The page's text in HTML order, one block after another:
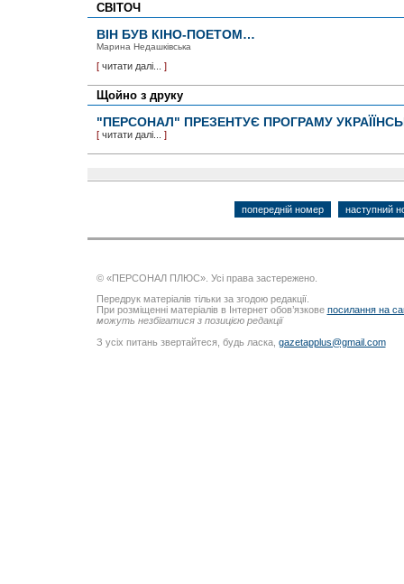
СВІТОЧ
ВІН БУВ КІНО-ПОЕТОМ…
Марина Недашківська
[ читати далі... ]
Щойно з друку
"ПЕРСОНАЛ" ПРЕЗЕНТУЄ ПРОГРАМУ
[ читати далі... ]
попередній номер наступний
© «ПЕРСОНАЛ ПЛЮС». Усі права застережено.
Передрук матеріалів тільки за згодою редакції.
При розміщенні матеріалів в Інтернет обов’язкове посилання на
можуть незбігатися з позицією редакції
З усіх питань звертайтеся, будь ласка, gazetapplus@gmail.com